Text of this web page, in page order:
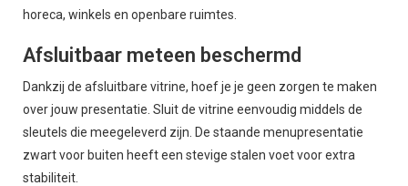
horeca, winkels en openbare ruimtes.
Afsluitbaar meteen beschermd
Dankzij de afsluitbare vitrine, hoef je je geen zorgen te maken
over jouw presentatie. Sluit de vitrine eenvoudig middels de
sleutels die meegeleverd zijn. De staande menupresentatie
zwart voor buiten heeft een stevige stalen voet voor extra
stabiliteit.